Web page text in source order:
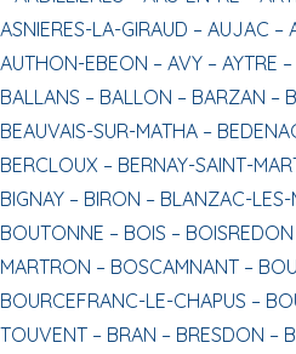
ASNIERES-LA-GIRAUD – AUJAC –
AUTHON-EBEON – AVY – AYTRE –
BALLANS – BALLON – BARZAN –
BEAUVAIS-SUR-MATHA –
BERCLOUX – BERNAY-SAINT-
BIGNAY – BIRON – BLANZAC-LES-
BOUTONNE – BOIS –
MARTRON – BOSCAMNANT –
BOURCEFRANC-LE-CHAPUS –
TOUVENT – BRAN – BRESDON –